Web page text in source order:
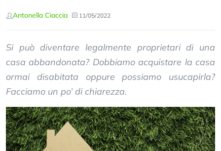
Antonella Ciaccia 11/05/2022
Si può diventare legalmente proprietari di una
casa abbandonata? Dobbiamo acquistare la casa
ormai disabitata oppure possiamo usucapirla?
Facciamo un po’ di chiarezza.